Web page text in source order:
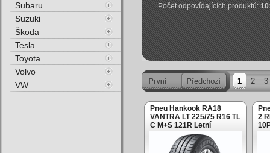
Počet odpovídajících produktů:
1 2 3
Pneu Hankook RA18
VANTRA LT 225/75 R16 TL
C M+S 121R Letní
2
Subaru
Suzuki
Škoda
Tesla
Toyota
Volvo
VW